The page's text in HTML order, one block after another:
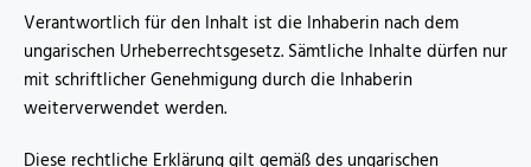
Verantwortlich für den Inhalt ist die Inhaberin nach dem
ungarischen Urheberrechtsgesetz. Sämtliche Inhalte dürfen nur
mit schriftlicher Genehmigung durch die Inhaberin
weiterverwendet werden.
Diese rechtliche Erklärung gilt gemäß des ungarischen